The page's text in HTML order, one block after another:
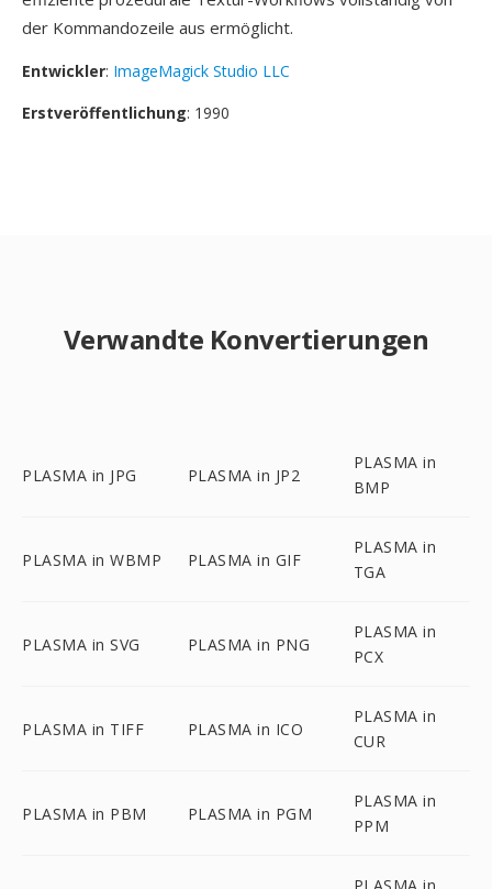
der Kommandozeile aus ermöglicht.
Entwickler: ImageMagick Studio LLC
Erstveröffentlichung: 1990
Verwandte Konvertierungen
PLASMA in JPG PLASMA in JP2
PLASMA in
BMP
PLASMA in WBMP PLASMA in GIF
PLASMA in
TGA
PLASMA in SVG PLASMA in PNG
PLASMA in
PCX
PLASMA in TIFF PLASMA in ICO
PLASMA in
CUR
PLASMA in PBM PLASMA in PGM
PLASMA in
PPM